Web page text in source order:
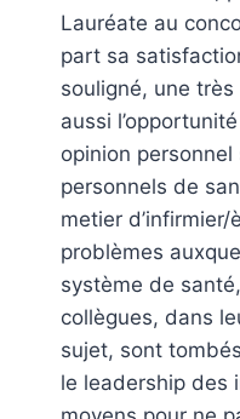
Lauréate au
part sa
souligné, une
aussi
opinion
personnels de
metier d’infirmier/
problèmes
système de
collègues, dans
sujet, sont
le leadership des